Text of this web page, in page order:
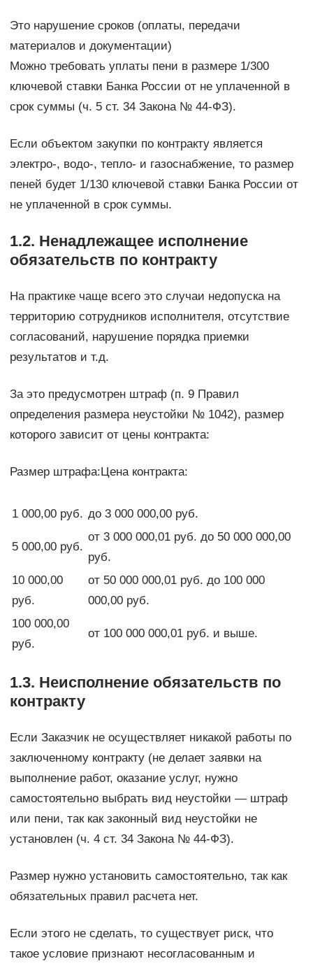
Это нарушение сроков (оплаты, передачи
материалов и документации)
Можно требовать уплаты пени в размере 1/300
ключевой ставки Банка России от не уплаченной в
срок суммы (ч. 5 ст. 34 Закона № 44-ФЗ).
Если объектом закупки по контракту является
электро-, водо-, тепло- и газоснабжение, то размер
пеней будет 1/130 ключевой ставки Банка России от
не уплаченной в срок суммы.
1.2. Ненадлежащее исполнение
обязательств по контракту
На практике чаще всего это случаи недопуска на
территорию сотрудников исполнителя, отсутствие
согласований, нарушение порядка приемки
результатов и т.д.
За это предусмотрен штраф (п. 9 Правил
определения размера неустойки № 1042), размер
которого зависит от цены контракта:
Размер штрафа:Цена контракта:
1 000,00 руб. до 3 000 000,00 руб.
5 000,00 руб.
от 3 000 000,01 руб. до 50 000 000,00
руб.
10 000,00
руб.
от 50 000 000,01 руб. до 100 000
000,00 руб.
100 000,00
руб.
от 100 000 000,01 руб. и выше.
1.3. Неисполнение обязательств по
контракту
Если Заказчик не осуществляет никакой работы по
заключенному контракту (не делает заявки на
выполнение работ, оказание услуг, нужно
самостоятельно выбрать вид неустойки — штраф
или пени, так как законный вид неустойки не
установлен (ч. 4 ст. 34 Закона № 44-ФЗ).
Размер нужно установить самостоятельно, так как
обязательных правил расчета нет.
Если этого не сделать, то существует риск, что
такое условие признают несогласованным и